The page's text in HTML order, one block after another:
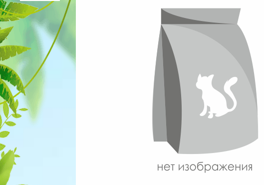
Для рыбок
Для рептилий Обследование
Лаборатория
Стоматология